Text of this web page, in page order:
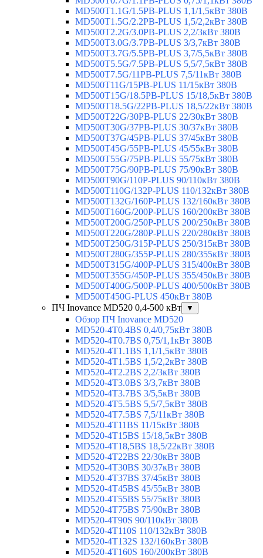
MD500T1.1G/1.5PB-PLUS 1,1/1,5кВт 380В
MD500T1.5G/2.2PB-PLUS 1,5/2,2кВт 380В
MD500T2.2G/3.0PB-PLUS 2,2/3кВт 380В
MD500T3.0G/3.7PB-PLUS 3/3,7кВт 380В
MD500T3.7G/5.5PB-PLUS 3,7/5,5кВт 380В
MD500T5.5G/7.5PB-PLUS 5,5/7,5кВт 380В
MD500T7.5G/11PB-PLUS 7,5/11кВт 380В
MD500T11G/15PB-PLUS 11/15кВт 380В
MD500T15G/18.5PB-PLUS 15/18,5кВт 380В
MD500T18.5G/22PB-PLUS 18,5/22кВт 380В
MD500T22G/30PB-PLUS 22/30кВт 380В
MD500T30G/37PB-PLUS 30/37кВт 380В
MD500T37G/45PB-PLUS 37/45кВт 380В
MD500T45G/55PB-PLUS 45/55кВт 380В
MD500T55G/75PB-PLUS 55/75кВт 380В
MD500T75G/90PB-PLUS 75/90кВт 380В
MD500T90G/110P-PLUS 90/110кВт 380В
MD500T110G/132P-PLUS 110/132кВт 380В
MD500T132G/160P-PLUS 132/160кВт 380В
MD500T160G/200P-PLUS 160/200кВт 380В
MD500T200G/250P-PLUS 200/250кВт 380В
MD500T220G/280P-PLUS 220/280кВт 380В
MD500T250G/315P-PLUS 250/315кВт 380В
MD500T280G/355P-PLUS 280/355кВт 380В
MD500T315G/400P-PLUS 315/400кВт 380В
MD500T355G/450P-PLUS 355/450кВт 380В
MD500T400G/500P-PLUS 400/500кВт 380В
MD500T450G-PLUS 450кВт 380В
ПЧ Inovance MD520 0,4-500 кВт
▼
Обзор ПЧ Inovance MD520
MD520-4T0.4BS 0,4/0,75кВт 380В
MD520-4T0.7BS 0,75/1,1кВт 380В
MD520-4T1.1BS 1,1/1,5кВт 380В
MD520-4T1.5BS 1,5/2,2кВт 380В
MD520-4T2.2BS 2,2/3кВт 380В
MD520-4T3.0BS 3/3,7кВт 380В
MD520-4T3.7BS 3/5,5кВт 380В
MD520-4T5.5BS 5,5/7,5кВт 380В
MD520-4T7.5BS 7,5/11кВт 380В
MD520-4T11BS 11/15кВт 380В
MD520-4T15BS 15/18,5кВт 380В
MD520-4T18,5BS 18,5/22кВт 380В
MD520-4T22BS 22/30кВт 380В
MD520-4T30BS 30/37кВт 380В
MD520-4T37BS 37/45кВт 380В
MD520-4T45BS 45/55кВт 380В
MD520-4T55BS 55/75кВт 380В
MD520-4T75BS 75/90кВт 380В
MD520-4T90S 90/110кВт 380В
MD520-4T110S 110/132кВт 380В
MD520-4T132S 132/160кВт 380В
MD520-4T160S 160/200кВт 380В